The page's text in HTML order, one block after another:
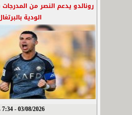
رونالدو يدعم النصر من
الودية
03/08/2026 - 7:34 م